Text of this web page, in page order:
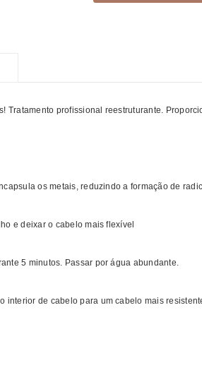
Tratamento profissional reestruturante.
os metais, reduzindo a formação de
e deixar o cabelo mais flexível
5 minutos. Passar por água abundante.
interior de cabelo para um cabelo mais